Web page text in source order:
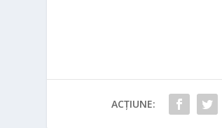
ACȚIUNE: